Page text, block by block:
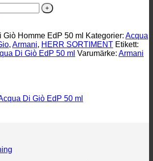
Giò Homme EdP 50 ml Kategorier: Acqua
, Armani, HERR SORTIMENT Etikett:
Di Giò EdP 50 ml Varumärke: Armani